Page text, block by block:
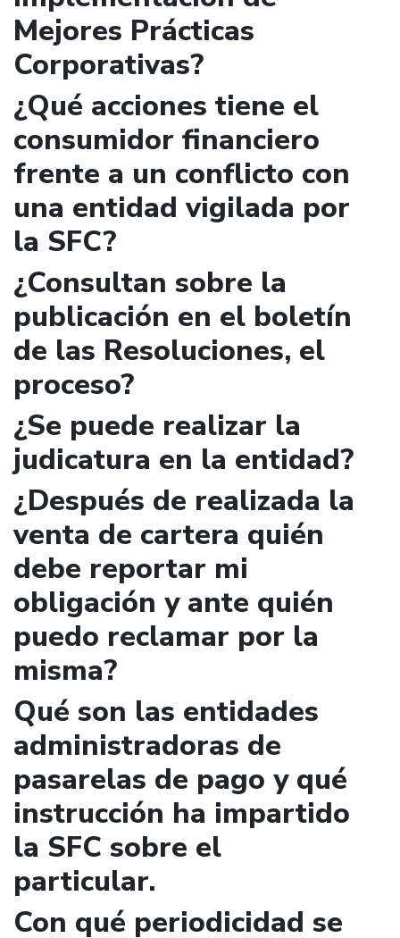
Mejores Prácticas
Corporativas?
¿Qué acciones tiene el
consumidor financiero
frente a un conflicto con
una entidad vigilada por
la SFC?
¿Consultan sobre la
publicación en el boletín
de las Resoluciones, el
proceso?
¿Se puede realizar la
judicatura en la entidad?
¿Después de realizada la
venta de cartera quién
debe reportar mi
obligación y ante quién
puedo reclamar por la
misma?
Qué son las entidades
administradoras de
pasarelas de pago y qué
instrucción ha impartido
la SFC sobre el
particular.
Con qué periodicidad se